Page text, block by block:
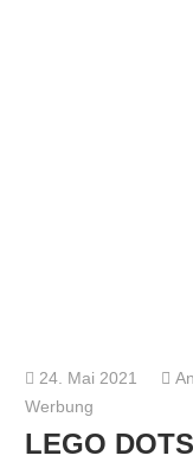
24. Mai 2021
Werbung
LEGO